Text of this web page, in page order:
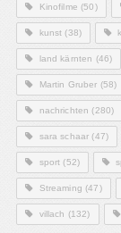
Kinofilme (50)
kunst (38)
land kärnten (46)
Martin Gruber (58)
nachrichten (280)
sara schaar (47)
sport (52)
Streaming (47)
villach (132)